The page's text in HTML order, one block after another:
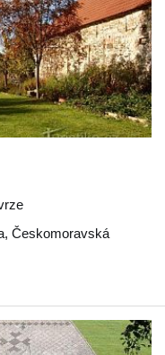
, Českomoravská